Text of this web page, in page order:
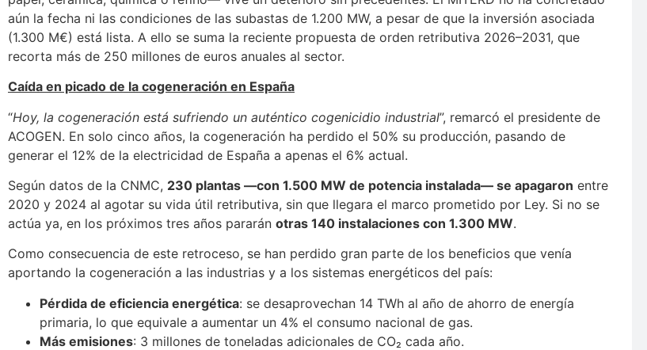
aún la fecha ni las condiciones de las subastas de 1.200 MW, a pesar de que la inversión asociada
(1.300 M€) está lista. A ello se suma la reciente propuesta de orden retributiva 2026–2031, que
recorta más de 250 millones de euros anuales al sector.
Caída en picado de la cogeneración en España
“Hoy, la cogeneración está sufriendo un auténtico cogenicidio industrial”, remarcó el presidente de
ACOGEN. En solo cinco años, la cogeneración ha perdido el 50% su producción, pasando de
generar el 12% de la electricidad de España a apenas el 6% actual.
Según datos de la CNMC, 230 plantas —con 1.500 MW de potencia instalada— se apagaron entre
2020 y 2024 al agotar su vida útil retributiva, sin que llegara el marco prometido por Ley. Si no se
actúa ya, en los próximos tres años pararán otras 140 instalaciones con 1.300 MW.
Como consecuencia de este retroceso, se han perdido gran parte de los beneficios que venía
aportando la cogeneración a las industrias y a los sistemas energéticos del país:
Pérdida de eficiencia energética: se desaprovechan 14 TWh al año de ahorro de energía
primaria, lo que equivale a aumentar un 4% el consumo nacional de gas.
Más emisiones: 3 millones de toneladas adicionales de CO₂ cada año.